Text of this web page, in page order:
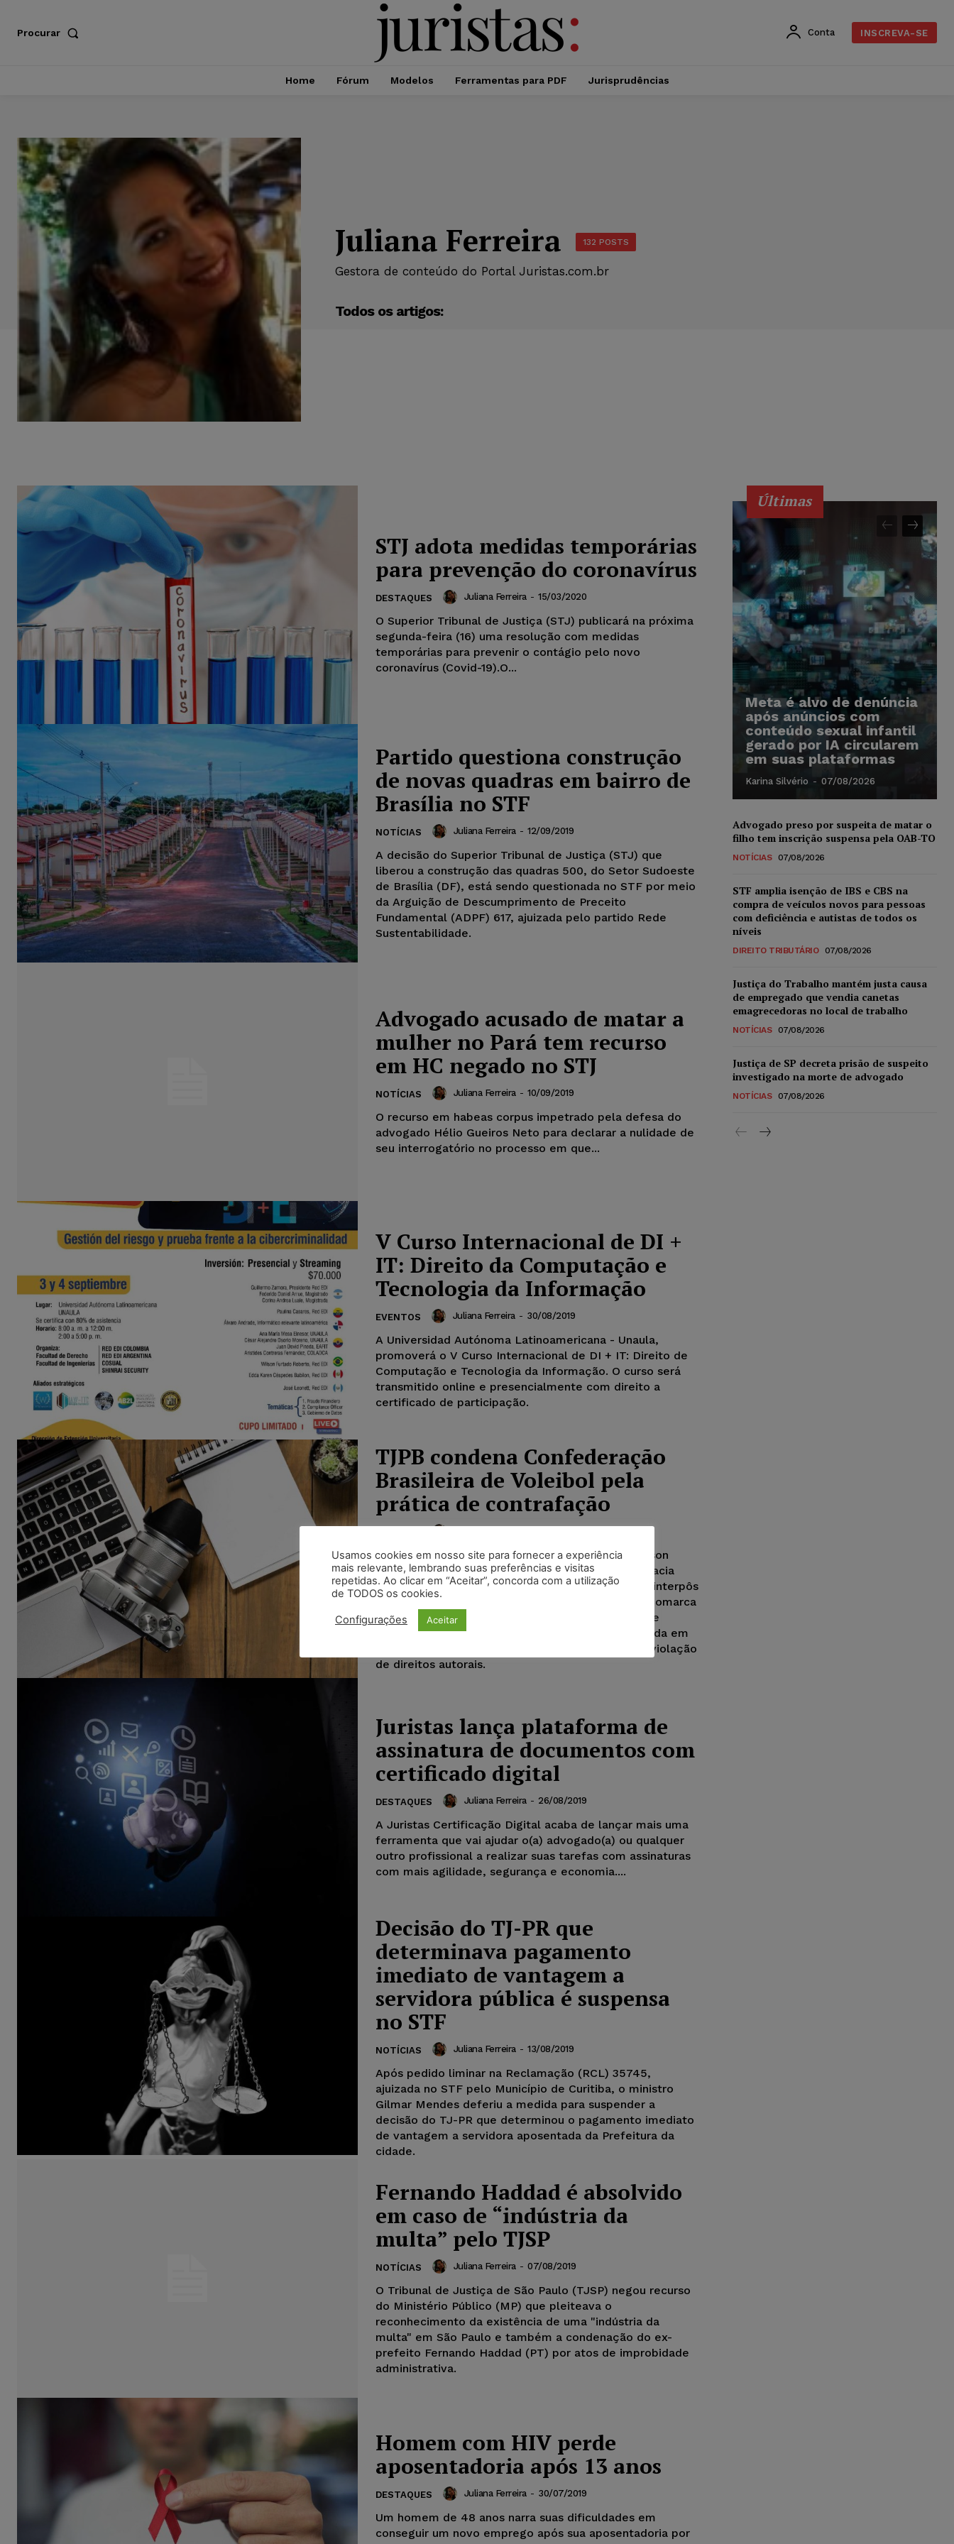
Procurar Conta INSCREVA-SE
Home Fórum Modelos Ferramentas para PDF Jurisprudências
Juliana Ferreira 132 POSTS
Gestora de conteúdo do Portal Juristas.com.br
Todos os artigos:
STJ adota medidas temporárias
para prevenção do coronavírus
DESTAQUES Juliana Ferreira - 15/03/2020
O Superior Tribunal de Justiça (STJ) publicará na próxima
segunda-feira (16) uma resolução com medidas
temporárias para prevenir o contágio pelo novo
coronavírus (Covid-19).O...
Partido questiona construção
de novas quadras em bairro de
Brasília no STF
NOTÍCIAS Juliana Ferreira - 12/09/2019
A decisão do Superior Tribunal de Justiça (STJ) que
liberou a construção das quadras 500, do Setor Sudoeste
de Brasília (DF), está sendo questionada no STF por meio
da Arguição de Descumprimento de Preceito
Fundamental (ADPF) 617, ajuizada pelo partido Rede
Sustentabilidade.
Advogado acusado de matar a
mulher no Pará tem recurso
em HC negado no STJ
NOTÍCIAS Juliana Ferreira - 10/09/2019
O recurso em habeas corpus impetrado pela defesa do
advogado Hélio Gueiros Neto para declarar a nulidade de
seu interrogatório no processo em que...
V Curso Internacional de DI +
IT: Direito da Computação e
Tecnologia da Informação
EVENTOS Juliana Ferreira - 30/08/2019
A Universidad Autónoma Latinoamericana - Unaula,
promoverá o V Curso Internacional de DI + IT: Direito de
Computação e Tecnologia da Informação. O curso será
transmitido online e presencialmente com direito a
certificado de participação.
TJPB condena Confederação
Brasileira de Voleibol pela
prática de contrafação
O fotógrafo Toddy Holland, representado por Wilson
Furtado Roberto, fundador do escritório de advocacia
Wilson Roberto Consultoria e Assessoria Jurídica, interpôs
apelação contra sentença da juíza da 4ª Vara da Comarca
de Cabedelo que julgou improcedente sua ação de
obrigação de fazer c/c reparação por danos, movida em
face da Confederação Brasileira de Voleibol, por violação
de direitos autorais.
Juristas lança plataforma de
assinatura de documentos com
certificado digital
DESTAQUES Juliana Ferreira - 26/08/2019
A Juristas Certificação Digital acaba de lançar mais uma
ferramenta que vai ajudar o(a) advogado(a) ou qualquer
outro profissional a realizar suas tarefas com assinaturas
com mais agilidade, segurança e economia....
Decisão do TJ-PR que
determinava pagamento
imediato de vantagem a
servidora pública é suspensa
no STF
NOTÍCIAS Juliana Ferreira - 13/08/2019
Após pedido liminar na Reclamação (RCL) 35745,
ajuizada no STF pelo Município de Curitiba, o ministro
Gilmar Mendes deferiu a medida para suspender a
decisão do TJ-PR que determinou o pagamento imediato
de vantagem a servidora aposentada da Prefeitura da
cidade.
Fernando Haddad é absolvido
em caso de “indústria da
multa” pelo TJSP
NOTÍCIAS Juliana Ferreira - 07/08/2019
O Tribunal de Justiça de São Paulo (TJSP) negou recurso
do Ministério Público (MP) que pleiteava o
reconhecimento da existência de uma "indústria da
multa" em São Paulo e também a condenação do ex-
prefeito Fernando Haddad (PT) por atos de improbidade
administrativa.
Homem com HIV perde
aposentadoria após 13 anos
DESTAQUES Juliana Ferreira - 30/07/2019
Um homem de 48 anos narra suas dificuldades em
conseguir um novo emprego após sua aposentadoria por
Últimas
Meta é alvo de denúncia
após anúncios com
conteúdo sexual infantil
gerado por IA circularem
em suas plataformas
Karina Silvério - 07/08/2026
Advogado preso por suspeita de matar o
filho tem inscrição suspensa pela OAB-TO
NOTÍCIAS 07/08/2026
STF amplia isenção de IBS e CBS na
compra de veículos novos para pessoas
com deficiência e autistas de todos os
níveis
DIREITO TRIBUTÁRIO 07/08/2026
Justiça do Trabalho mantém justa causa
de empregado que vendia canetas
emagrecedoras no local de trabalho
NOTÍCIAS 07/08/2026
Justiça de SP decreta prisão de suspeito
investigado na morte de advogado
NOTÍCIAS 07/08/2026
Usamos cookies em nosso site para fornecer a experiência
mais relevante, lembrando suas preferências e visitas
repetidas. Ao clicar em “Aceitar”, concorda com a utilização
de TODOS os cookies.
Configurações Aceitar